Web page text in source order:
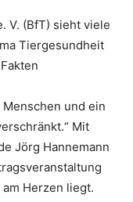
V. (BfT) sieht viele
Tiergesundheit
und ein
Mit
Jörg Hannemann
am Herzen liegt.